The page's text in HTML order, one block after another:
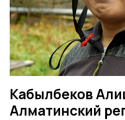
Кабылбеков
Алматинский